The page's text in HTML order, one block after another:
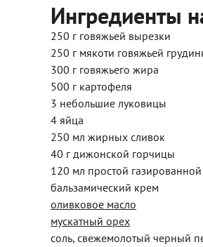
Ингредиенты
250 г говяжьей вырезки
250 г мякоти говяжьей
300 г говяжьего жира
500 г картофеля
3 небольшие луковицы
4 яйца
250 мл жирных сливок
40 г дижонской горчицы
120 мл простой
бальзамический крем
оливковое масло
мускатный орех
соль, свежемолотый черный